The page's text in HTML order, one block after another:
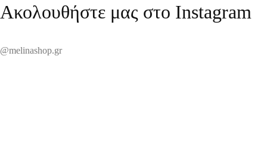
Ακολουθήστε μας στο Instagram
@melinashop.gr